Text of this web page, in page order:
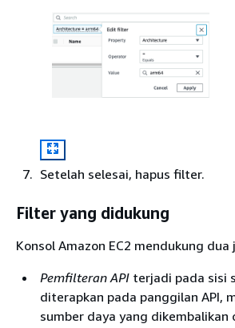
Setelah selesai, hapus filter.
Filter yang didukung
Konsol Amazon EC2 mendukung
Pemfilteran API terjadi pada sisi
diterapkan pada panggilan API,
sumber daya yang dikembalikan